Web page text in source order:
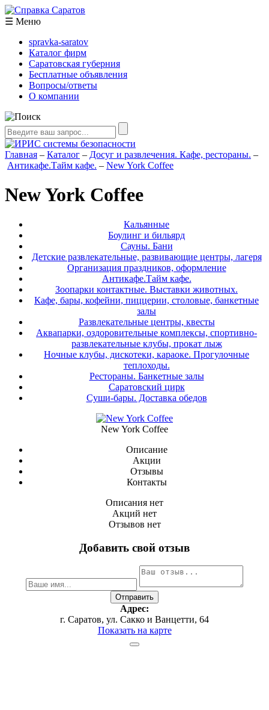
☰ Меню
spravka-saratov
Каталог фирм
Саратовская губерния
Бесплатные объявления
Вопросы/ответы
О компании
Главная – Каталог – Досуг и развлечения. Кафе, рестораны. –
Антикафе.Тайм кафе. – New York Coffee
New York Coffee
Кальянные
Боулинг и бильярд
Сауны. Бани
Детские развлекательные, развивающие центры, лагеря
Организация праздников, оформление
Антикафе.Тайм кафе.
Зоопарки контактные. Выставки животных.
Кафе, бары, кофейни, пиццерии, столовые, банкетные
залы
Развлекательные центры, квесты
Аквапарки, оздоровительные комплексы, спортивно-
развлекательные клубы, прокат лыж
Ночные клубы, дискотеки, караоке. Прогулочные
теплоходы.
Рестораны. Банкетные залы
Саратовский цирк
Суши-бары. Доставка обедов
New York Coffee
Описание
Акции
Отзывы
Контакты
Описания нет
Акций нет
Отзывов нет
Добавить свой отзыв
Адрес:
г. Саратов, ул. Сакко и Ванцетти, 64
Показать на карте